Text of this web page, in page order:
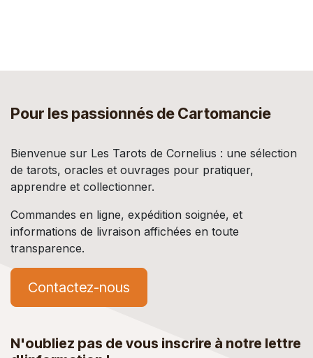
Pour les passionnés de Cartomancie
Bienvenue sur Les Tarots de Cornelius : une sélection
de tarots, oracles et ouvrages pour pratiquer,
apprendre et collectionner.
Commandes en ligne, expédition soignée, et
informations de livraison affichées en toute
transparence.
Contactez-nous
N'oubliez pas de vous inscrire à notre lettre